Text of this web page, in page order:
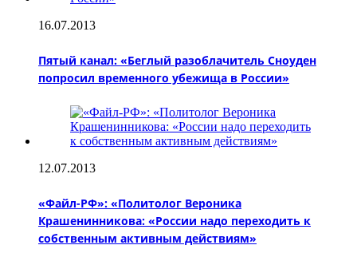
16.07.2013
Пятый канал: «Беглый разоблачитель Сноуден
попросил временного убежища в России»
12.07.2013
«Файл-РФ»: «Политолог Вероника
Крашенинникова: «России надо переходить к
собственным активным действиям»